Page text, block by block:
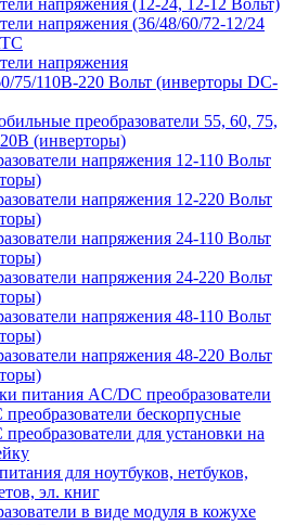
напряжения (12-24, 12-12 Вольт)
напряжения (36/48/60/72-12/24
напряжения
75/110В-220 Вольт (инверторы DC-
преобразователи 55, 60, 75,
(инверторы)
напряжения 12-110 Вольт
напряжения 12-220 Вольт
напряжения 24-110 Вольт
напряжения 24-220 Вольт
напряжения 48-110 Вольт
напряжения 48-220 Вольт
питания AC/DC преобразователи
бескорпусные
для установки на
для ноутбуков, нетбуков,
эл. книг
в виде модуля в кожухе